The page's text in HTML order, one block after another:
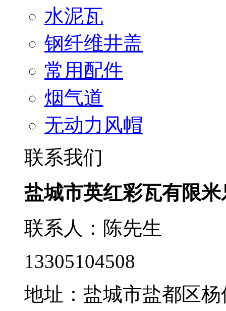
水泥瓦
钢纤维井盖
常用配件
烟气道
无动力风帽
联系我们
盐城市英红彩瓦有限
联系人：陈先生
13305104508
地址：盐城市盐都区